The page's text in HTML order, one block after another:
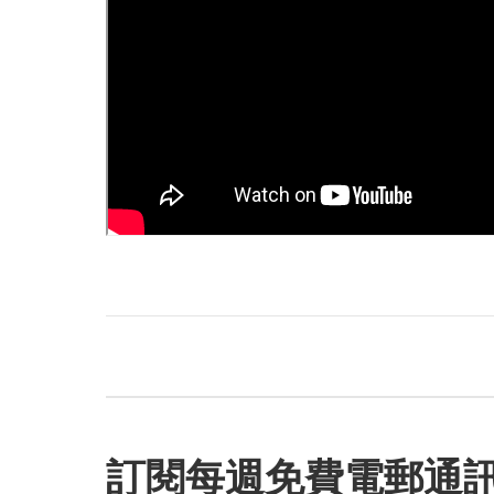
訂閱每週免費電郵通